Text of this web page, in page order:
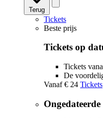
Terug
Tickets
Beste prijs
Tickets op
Tickets
De
Vanaf € 24 Tickets